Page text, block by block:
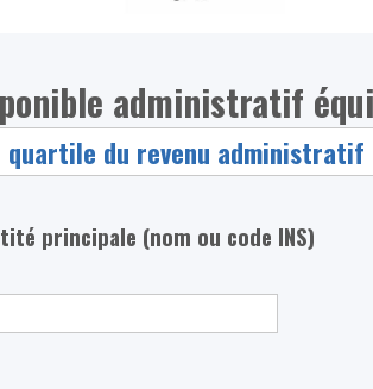
administratif
principale (nom ou code INS)